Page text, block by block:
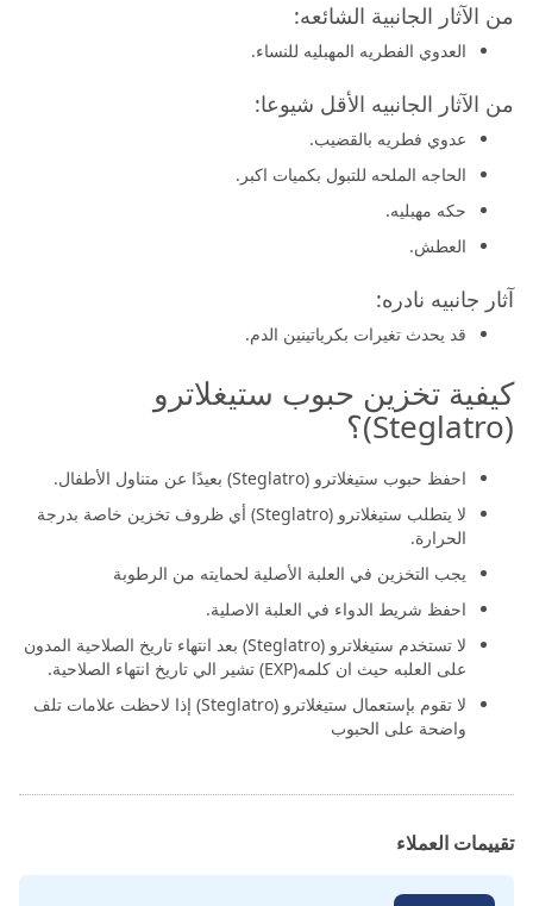
من الآثار الجانبية الشائعه:
العدوي الفطريه المهبليه للنساء.
من الآثار الجانبيه الأقل شيوعا:
عدوي فطريه بالقضيب.
الحاجه الملحه للتبول بكميات اكبر.
حكه مهبليه.
العطش.
آثار جانبيه نادره:
قد يحدث تغيرات بكرياتينين الدم.
كيفية تخزين حبوب ستيغلاترو
(Steglatro)؟
احفظ حبوب ستيغلاترو (Steglatro) بعيدًا عن متناول الأطفال.
لا يتطلب ستيغلاترو (Steglatro) أي ظروف تخزين خاصة بدرجة
الحرارة.
يجب التخزين في العلبة الأصلية لحمايته من الرطوبة
احفظ شريط الدواء في العلبة الاصلية.
لا تستخدم ستيغلاترو (Steglatro) بعد انتهاء تاريخ الصلاحية المدون
على العلبه حيث ان كلمه(EXP) تشير الي تاريخ انتهاء الصلاحية.
لا تقوم بإستعمال ستيغلاترو (Steglatro) إذا لاحظت علامات تلف
واضحة على الحبوب
تقييمات العملاء